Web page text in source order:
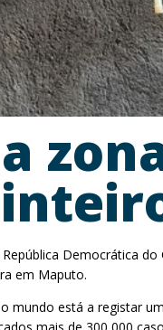
Democrática
em Maputo.
está a registar